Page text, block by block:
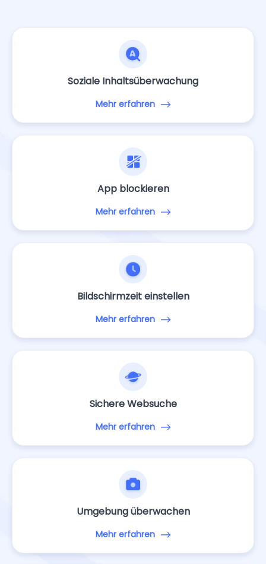
Soziale Inhaltsüberwachung
Mehr erfahren
App blockieren
Mehr erfahren
Bildschirmzeit einstellen
Mehr erfahren
Sichere Websuche
Mehr erfahren
Umgebung überwachen
Mehr erfahren